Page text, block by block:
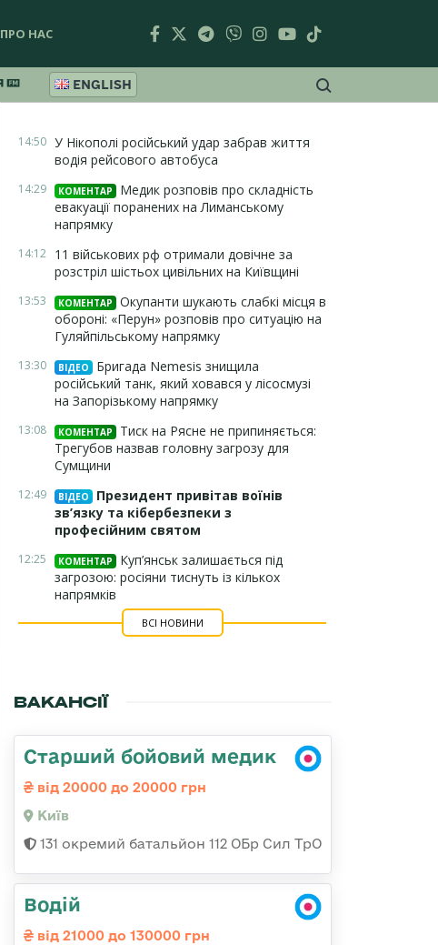
ПРО НАС
ENGLISH
14:50 У Нікополі російський удар забрав життя
водія рейсового автобуса
14:29 КОМЕНТАР
Медик розповів про складність
евакуації поранених на Лиманському
напрямку
14:12 11 військових рф отримали довічне за
розстріл шістьох цивільних на Київщині
13:53 КОМЕНТАР
Окупанти шукають слабкі місця в
обороні: «Перун» розповів про ситуацію на
Гуляйпільському напрямку
13:30 ВІДЕО
Бригада Nemesis знищила
російський танк, який ховався у лісосмузі
на Запорізькому напрямку
13:08 КОМЕНТАР
Тиск на Рясне не припиняється:
Трегубов назвав головну загрозу для
Сумщини
12:49 ВІДЕО
Президент привітав воїнів
зв’язку та кібербезпеки з
професійним святом
12:25 КОМЕНТАР
Куп’янськ залишається під
загрозою: росіяни тиснуть із кількох
напрямків
ВСІ НОВИНИ
ВАКАНСІЇ
Старший бойовий медик
від 20000 до 20000 грн
Київ
131 окремий батальйон 112 ОБр Сил ТрО
Водій
від 21000 до 130000 грн